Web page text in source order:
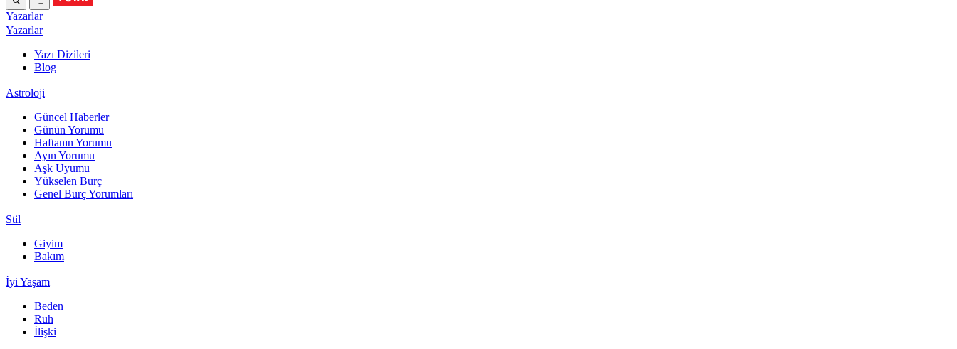
Yazarlar
Yazarlar
Yazı Dizileri
Blog
Astroloji
Güncel Haberler
Günün Yorumu
Haftanın Yorumu
Ayın Yorumu
Aşk Uyumu
Yükselen Burç
Genel Burç Yorumları
Stil
Giyim
Bakım
İyi Yaşam
Beden
Ruh
İlişki